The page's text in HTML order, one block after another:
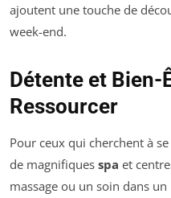
ajoutent une touche de
week-end.
Détente et Bien-
Ressourcer
Pour ceux qui cherchent à
de magnifiques spa et
massage ou un soin dans